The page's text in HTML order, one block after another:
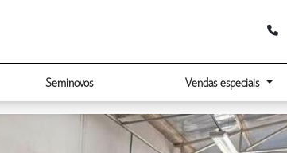
Seminovos Vendas especiais